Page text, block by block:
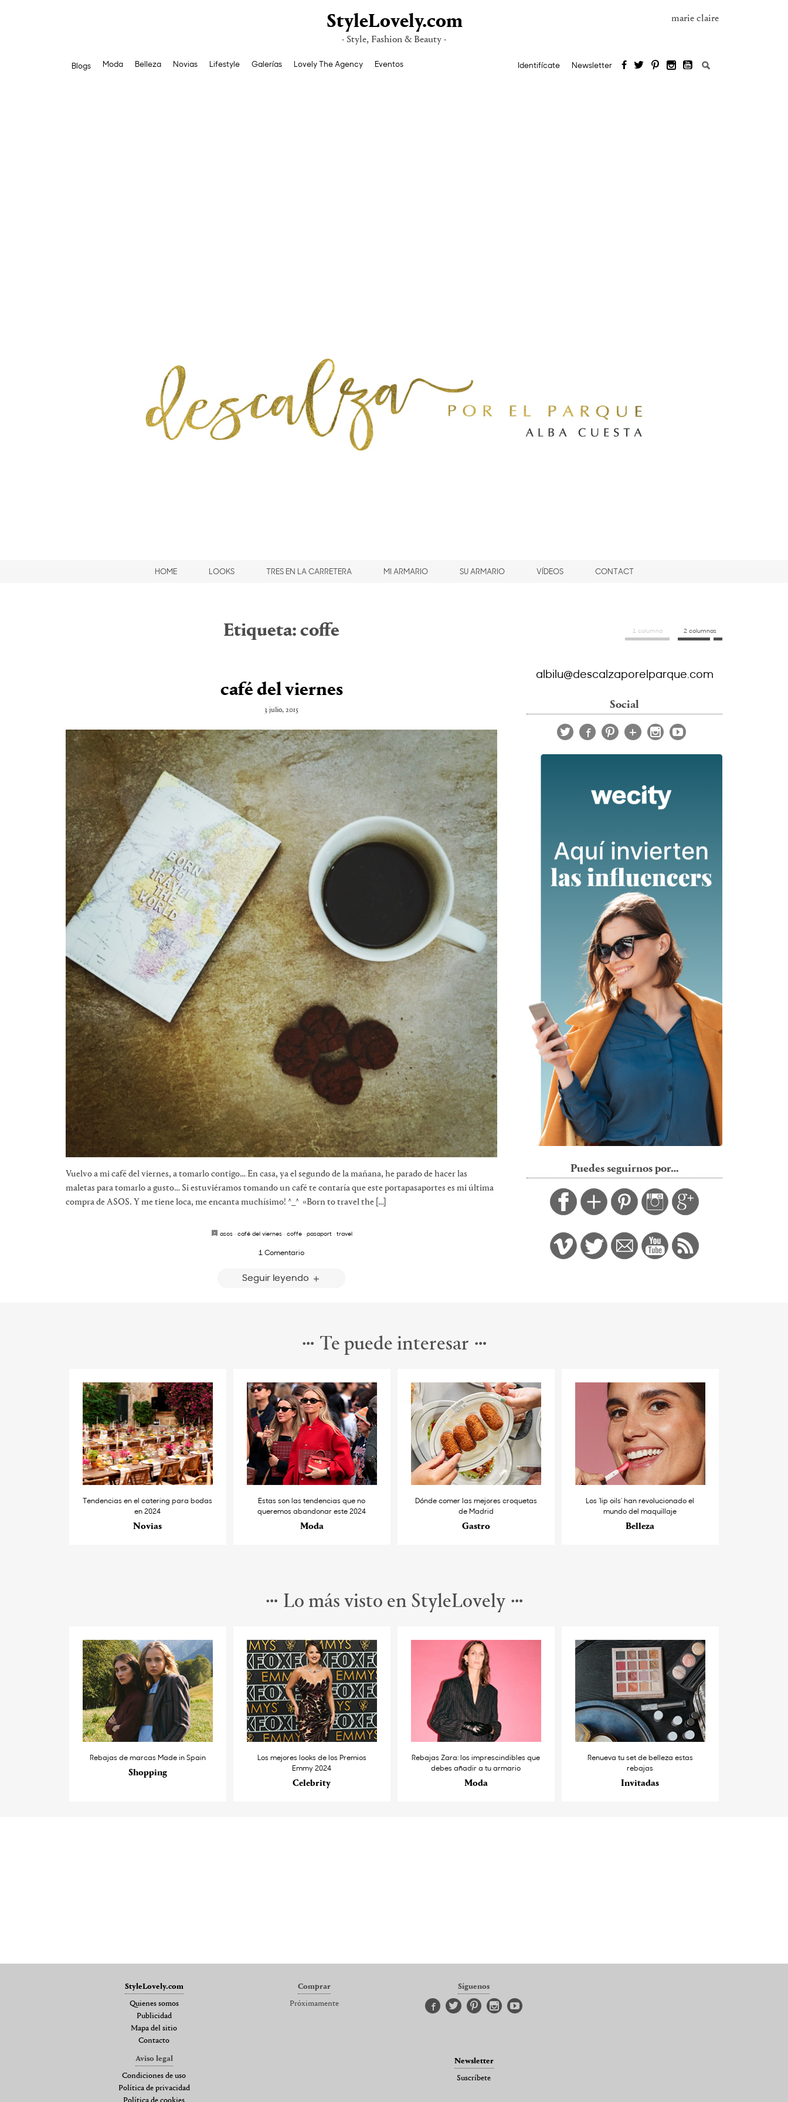
StyleLovely.com
· Style, Fashion & Beauty ·
marie claire
Blogs Moda Belleza Novias Lifestyle Galerías Lovely The Agency Eventos Identifícate Newsletter Buscar:
HOME LOOKS TRES EN LA CARRETERA MI ARMARIO SU ARMARIO VÍDEOS CONTACT
Etiqueta: coffe
café del viernes
3 julio, 2015
Vuelvo a mi café del viernes, a tomarlo contigo… En casa, ya el segundo de la mañana, he parado de hacer las
maletas para tomarlo a gusto… Si estuviéramos tomando un café te contaría que este portapasaportes es mi última
compra de ASOS. Y me tiene loca, me encanta muchísimo! ^_^ «Born to travel the […]
asos· café del viernes· coffe· pasaport· travel
1 Comentario
Seguir leyendo
1 columna 2 columnas
albilu@descalzaporelparque.com
Social
Puedes seguirnos por…
Te puede interesar
Tendencias en el catering para bodas
en 2024
Novias
Estas son las tendencias que no
queremos abandonar este 2024
Moda
Dónde comer las mejores croquetas
de Madrid
Gastro
Los ‘lip oils’ han revolucionado el
mundo del maquillaje
Belleza
Lo más visto en StyleLovely
Rebajas de marcas Made in Spain
Shopping
Los mejores looks de los Premios
Emmy 2024
Celebrity
Rebajas Zara: los imprescindibles que
debes añadir a tu armario
Moda
Renueva tu set de belleza estas
rebajas
Invitadas
StyleLovely.com
Quienes somos
Publicidad
Mapa del sitio
Contacto
Aviso legal
Condiciones de uso
Política de privacidad
Comprar
Próximamente
Síguenos
Newsletter
Suscríbete